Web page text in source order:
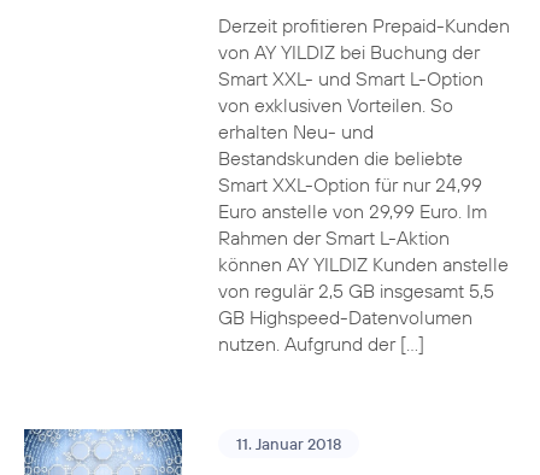
Derzeit profitieren Prepaid-Kunden
von AY YILDIZ bei Buchung der
Smart XXL- und Smart L-Option
von exklusiven Vorteilen. So
erhalten Neu- und
Bestandskunden die beliebte
Smart XXL-Option für nur 24,99
Euro anstelle von 29,99 Euro. Im
Rahmen der Smart L-Aktion
können AY YILDIZ Kunden anstelle
von regulär 2,5 GB insgesamt 5,5
GB Highspeed-Datenvolumen
nutzen. Aufgrund der […]
11. Januar 2018